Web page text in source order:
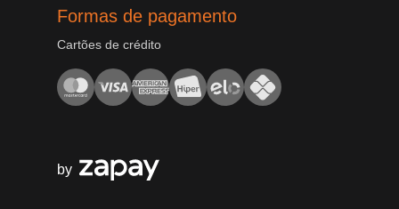
Formas de pagamento
Cartões de crédito
by